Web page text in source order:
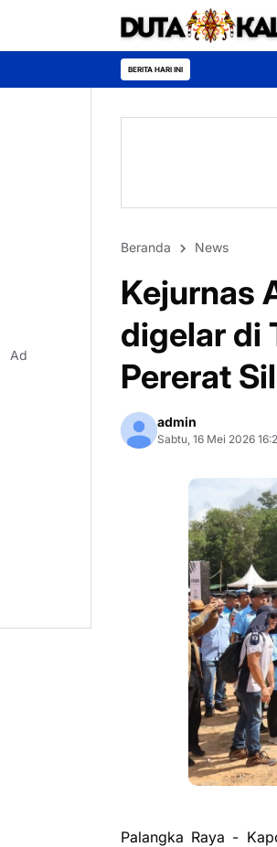
BERITA HARI INISambangi
Beranda News
Kejurnas
digelar di
Pererat
admin
Sabtu, 16 Mei 2026
Palangka Raya -
Ad